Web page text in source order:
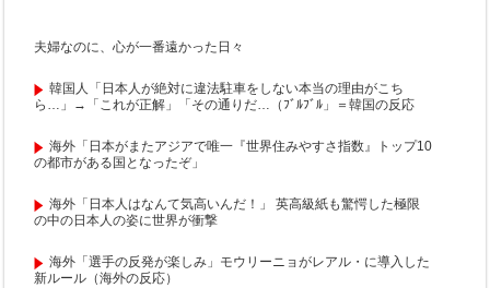
夫婦なのに、心が一番遠かった日々
韓国人「日本人が絶対に違法駐車をしない本当の理由がこち
ら…」→「これが正解」「その通りだ…（ﾌﾞﾙﾌﾞﾙ」＝韓国の反応
海外「日本がまたアジアで唯一『世界住みやすさ指数』トップ10
の都市がある国となったぞ」
海外「日本人はなんて気高いんだ！」 英高級紙も驚愕した極限
の中の日本人の姿に世界が衝撃
海外「選手の反発が楽しみ」モウリーニョがレアル・に導入した
新ルール（海外の反応）